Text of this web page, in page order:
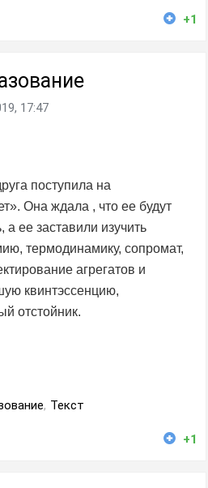
+1
17:47
поступила на
Она ждала , что ее будут
ее заставили изучить
термодинамику, сопромат,
агрегатов и
квинтэссенцию,
отстойник.
, Текст
+1